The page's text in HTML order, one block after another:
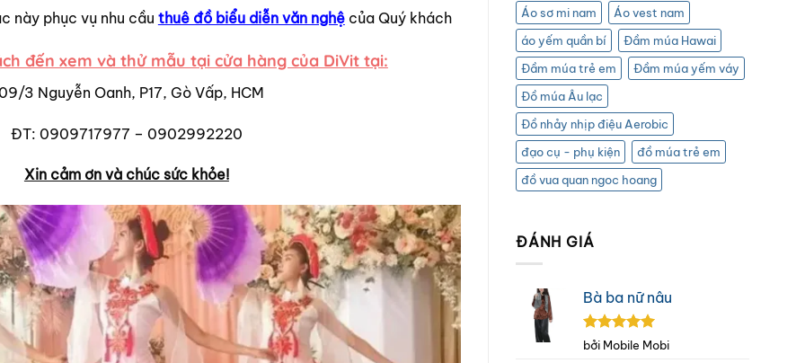
Áo sơ mi nam
Áo vest nam
áo yếm quần bí
Đầm múa Hawai
Đầm múa trẻ em
Đầm múa yếm váy
Đồ múa Âu lạc
Đồ nhảy nhịp điệu Aerobic
đạo cụ - phụ kiện
đồ múa trẻ em
đồ vua quan ngoc hoang
ĐÁNH GIÁ
Bà ba nữ nâu
Được xếp
bởi Mobile Mobi
này phục vụ nhu cầu thuê đồ biểu diễn văn nghệcủa Quý khách
đến xem và thử mẫu tại cửa hàng của DiVit tại:
3 Nguyễn Oanh, P17, Gò Vấp, HCM
ĐT: 0909717977 – 0902992220
Xin cảm ơn và chúc sức khỏe!